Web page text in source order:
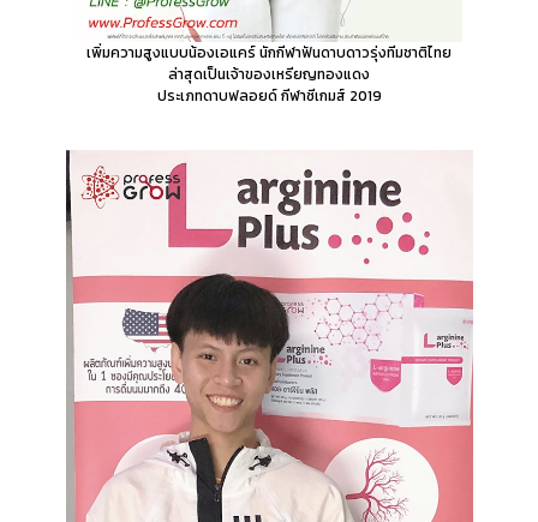
เพิ่มความสูงแบบน้องเอแคร์นักกีฬาฟันดาบดาวรุ่งทีมชาติไทย
ล่าสุดเป็นเจ้าของเหรียญทองแดง
ประเภทดาบฟลอยด์ กีฬาซีเกมส์ 2019